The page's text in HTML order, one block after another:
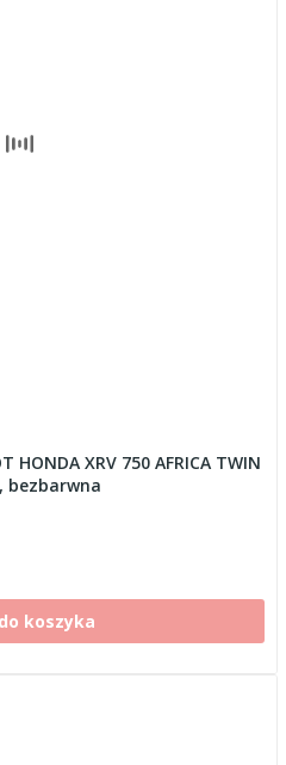
XRV 750 AFRICA TWIN
bezbarwna
koszyka